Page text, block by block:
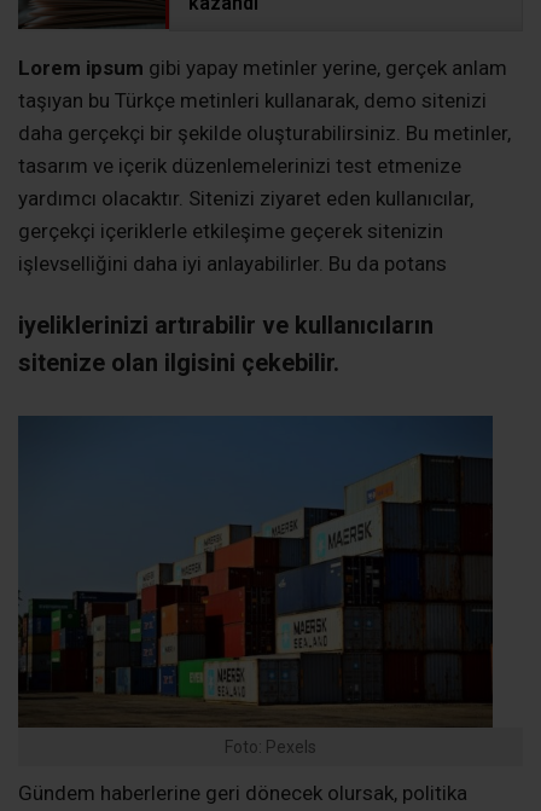
Lorem ipsum gibi yapay metinler yerine, gerçek anlam
taşıyan bu Türkçe metinleri kullanarak, demo sitenizi
daha gerçekçi bir şekilde oluşturabilirsiniz. Bu metinler,
tasarım ve içerik düzenlemelerinizi test etmenize
yardımcı olacaktır. Sitenizi ziyaret eden kullanıcılar,
gerçekçi içeriklerle etkileşime geçerek sitenizin
işlevselliğini daha iyi anlayabilirler. Bu da potans
iyeliklerinizi artırabilir ve kullanıcıların
sitenize olan ilgisini çekebilir.
Foto: Pexels
Gündem haberlerine geri dönecek olursak, politika